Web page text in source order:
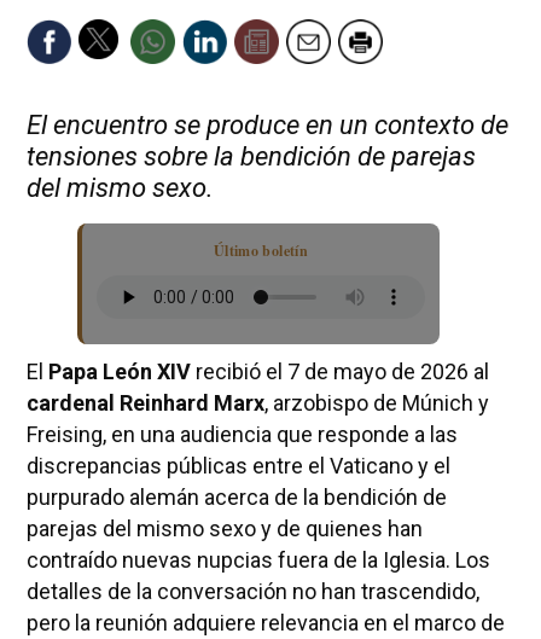
El encuentro se produce en un contexto de
tensiones sobre la bendición de parejas
del mismo sexo.
Último boletín
El Papa León XIVrecibió el 7 de mayo de 2026 al
cardenal Reinhard Marx, arzobispo de Múnich y
Freising, en una audiencia que responde a las
discrepancias públicas entre el Vaticano y el
purpurado alemán acerca de la bendición de
parejas del mismo sexo y de quienes han
contraído nuevas nupcias fuera de la Iglesia. Los
detalles de la conversación no han trascendido,
pero la reunión adquiere relevancia en el marco de